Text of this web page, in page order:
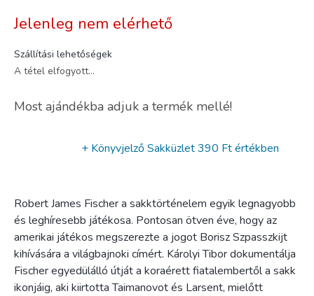
Jelenleg nem elérhető
Szállítási lehetőségek
A tétel elfogyott…
Most ajándékba adjuk a termék mellé!
+ Könyvjelző Sakküzlet390 Ft értékben
Robert James Fischer a sakktörténelem egyik legnagyobb
és leghíresebb játékosa. Pontosan ötven éve, hogy az
amerikai játékos megszerezte a jogot Borisz Szpasszkijt
kihívására a világbajnoki címért. Károlyi Tibor dokumentálja
Fischer egyedülálló útját a koraérett fiatalembertől a sakk
ikonjáig, aki kiirtotta Taimanovot és Larsent, mielőtt